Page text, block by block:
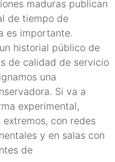
maduras publican
de tiempo de
es importante.
historial público de
de calidad de servicio
una
Si va a
experimental,
con redes
y en salas con
de